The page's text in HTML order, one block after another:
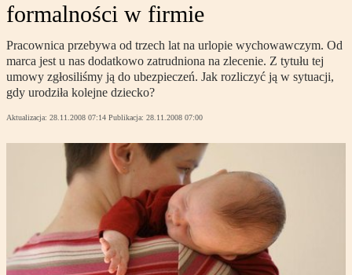
formalności w firmie
Pracownica przebywa od trzech lat na urlopie wychowawczym. Od
marca jest u nas dodatkowo zatrudniona na zlecenie. Z tytułu tej
umowy zgłosiliśmy ją do ubezpieczeń. Jak rozliczyć ją w sytuacji,
gdy urodziła kolejne dziecko?
Aktualizacja: 28.11.2008 07:14 Publikacja: 28.11.2008 07:00